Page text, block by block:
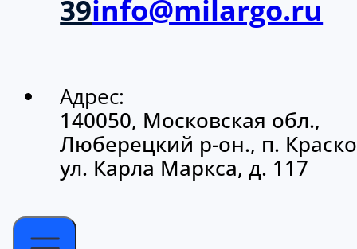
39info@milargo.ru
Адрес:
140050, Московская обл.,
Люберецкий р-он., п.
ул. Карла Маркса, д. 117